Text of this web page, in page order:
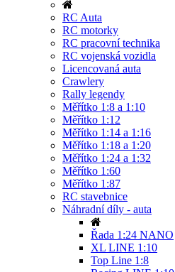
RC Auta
RC motorky
RC pracovní technika
RC vojenská vozidla
Licencovaná auta
Crawlery
Rally legendy
Měřítko 1:8 a 1:10
Měřítko 1:12
Měřítko 1:14 a 1:16
Měřítko 1:18 a 1:20
Měřítko 1:24 a 1:32
Měřítko 1:60
Měřítko 1:87
RC stavebnice
Náhradní díly - auta
Řada 1:24 NANO
XL LINE 1:10
Top Line 1:8